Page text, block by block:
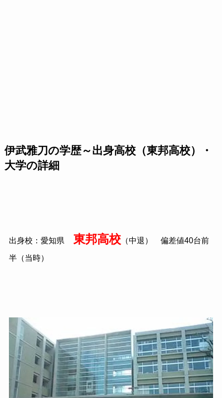
伊武雅刀の学歴～出身高校（東邦高校）・
大学の詳細
出身校：愛知県 東邦高校（中退） 偏差値40台前
半（当時）